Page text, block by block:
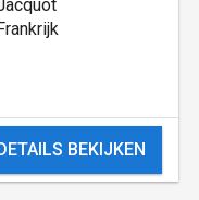
BEKIJKEN